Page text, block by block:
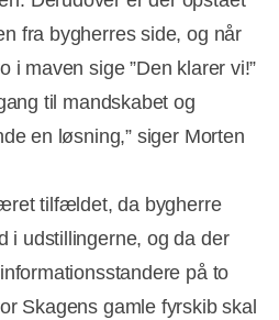
fra bygherres side, og når
i maven sige ”Den klarer vi!”
til mandskabet og
en løsning,” siger Morten
tilfældet, da bygherre
i udstillingerne, og da der
på to
Skagens gamle fyrskib skal